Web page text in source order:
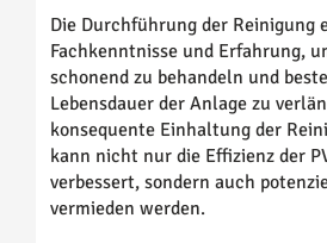
Die Durchführung der Reinigung
Fachkenntnisse und Erfahrung,
schonend zu behandeln und
Lebensdauer der Anlage zu
konsequente Einhaltung der
kann nicht nur die Effizienz der
verbessert, sondern auch
vermieden werden.